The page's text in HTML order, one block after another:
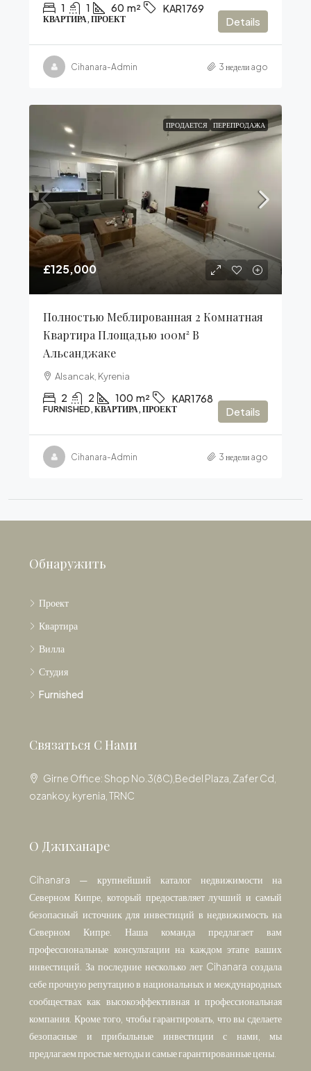
1 1 60 m² KAR1769
КВАРТИРА, ПРОЕКТ Details
Cihanara-Admin 3 недели ago
ПРОДАЕТСЯ ПЕРЕПРОДАЖА
£125,000
Полностью Меблированная 2 Комнатная
Квартира Площадью 100м² В
Альсанджаке
Alsancak, Kyrenia
2 2 100 m² KAR1768
FURNISHED, КВАРТИРА, ПРОЕКТ Details
Cihanara-Admin 3 недели ago
Обнаружить
Проект
Квартира
Вилла
Студия
Furnished
Связаться С Нами
Girne Office: Shop No.3(8C),Bedel Plaza, Zafer Cd,
ozankoy, kyrenia, TRNC
О Джиханаре
Cihanara — крупнейший каталог недвижимости на
Северном Кипре, который предоставляет лучший и самый
безопасный источник для инвестиций в недвижимость на
Северном Кипре. Наша команда предлагает вам
профессиональные консультации на каждом этапе ваших
инвестиций. За последние несколько лет Cihanara создала
себе прочную репутацию в национальных и международных
сообществах как высокоэффективная и профессиональная
компания. Кроме того, чтобы гарантировать, что вы сделаете
безопасные и прибыльные инвестиции с нами, мы
предлагаем простые методы и самые гарантированные цены.